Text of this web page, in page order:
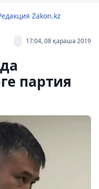
Zakon.kz
17:04, 08 қараша 2019
партия